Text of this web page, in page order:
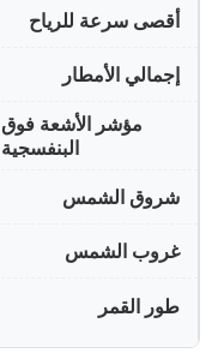
أقصى سرعة للرياح
إجمالي الأمطار
مؤشر الأشعة فوق
البنفسجية
شروق الشمس
غروب الشمس
طور القمر